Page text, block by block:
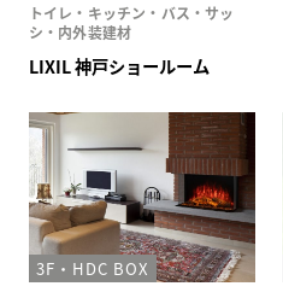
トイレ・キッチン・バス・サッ
シ・内外装建材
LIXIL 神戸ショールーム
3F・HDC BOX